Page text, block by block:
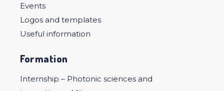
Events
Logos and templates
Useful information
Formation
Internship – Photonic sciences and